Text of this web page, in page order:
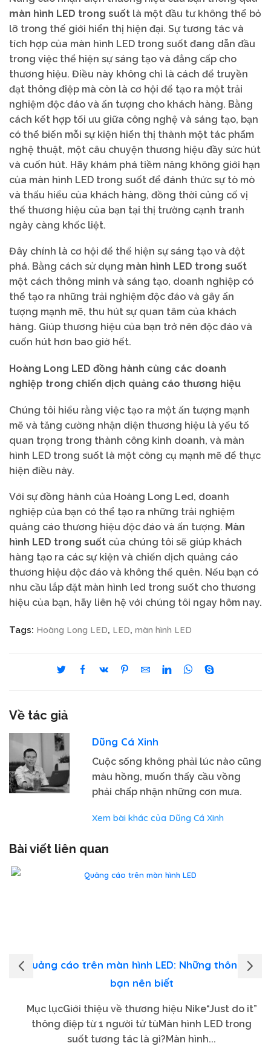
màn hình LED trong suốt là một đầu tư không thể bỏ
lỡ trong thế giới hiển thị hiện đại. Sự tương tác và
tích hợp của màn hình LED trong suốt đang dẫn đầu
trong việc thể hiện sự sáng tạo và đẳng cấp cho
thương hiệu. Điều này không chỉ là cách để truyền
đạt thông điệp mà còn là cơ hội để tạo ra một trải
nghiệm độc đáo và ấn tượng cho khách hàng. Bằng
cách kết hợp tối ưu giữa công nghệ và sáng tạo, bạn
có thể biến mỗi sự kiện hiển thị thành một tác phẩm
nghệ thuật, một câu chuyện thương hiệu đầy sức hút
và cuốn hút. Hãy khám phá tiềm năng không giới hạn
của màn hình LED trong suốt để đánh thức sự tò mò
và thấu hiểu của khách hàng, đồng thời củng cố vị
thế thương hiệu của bạn tại thị trường cạnh tranh
ngày càng khốc liệt.
Đây chính là cơ hội để thể hiện sự sáng tạo và đột
phá. Bằng cách sử dụng màn hình LED trong suốt
một cách thông minh và sáng tạo, doanh nghiệp có
thể tạo ra những trải nghiệm độc đáo và gây ấn
tượng mạnh mẽ, thu hút sự quan tâm của khách
hàng. Giúp thương hiệu của bạn trở nên độc đáo và
cuốn hút hơn bao giờ hết.
Hoàng Long LED đồng hành cùng các doanh
nghiệp trong chiến dịch quảng cáo thương hiệu
Chúng tôi hiểu rằng việc tạo ra một ấn tượng mạnh
mẽ và tăng cường nhận diện thương hiệu là yếu tố
quan trọng trong thành công kinh doanh, và màn
hình LED trong suốt là một công cụ mạnh mẽ để thực
hiện điều này.
Với sự đồng hành của Hoàng Long Led, doanh
nghiệp của bạn có thể tạo ra những trải nghiệm
quảng cáo thương hiệu độc đáo và ấn tượng. Màn
hình LED trong suốt của chúng tôi sẽ giúp khách
hàng tạo ra các sự kiện và chiến dịch quảng cáo
thương hiệu độc đáo và không thể quên. Nếu bạn có
nhu cầu lắp đặt màn hình led trong suốt cho thương
hiệu của bạn, hãy liên hệ với chúng tôi ngay hôm nay.
Tags: Hoàng Long LED, LED, màn hình LED
Về tác giả
Dũng Cá Xinh
Cuộc sống không phải lúc nào cũng
màu hồng, muốn thấy cầu vồng
phải chấp nhận những cơn mưa.
Xem bài khác của Dũng Cá Xinh
Bài viết liên quan
Quảng cáo trên màn hình LED: Những thông tin
bạn nên biết
Mục lụcGiới thiệu về thương hiệu Nike“Just do it”
thông điệp từ 1 người tử tùMàn hình LED trong
suốt tương tác là gì?Màn hình...